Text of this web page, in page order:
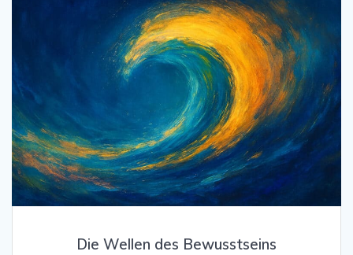
Die Wellen des Bewusstseins